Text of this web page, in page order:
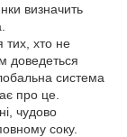
визначить
хто не
доведеться
система
про це.
чудово
соку.